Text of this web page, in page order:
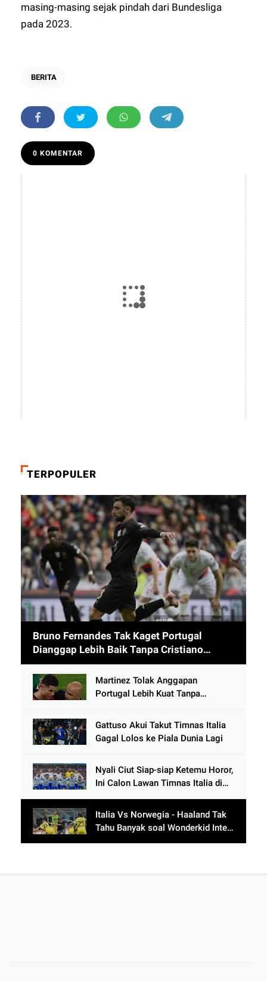
masing-masing sejak pindah dari Bundesliga
pada 2023.
BERITA
0 KOMENTAR
TERPOPULER
Bruno Fernandes Tak Kaget Portugal
Dianggap Lebih Baik Tanpa Cristiano
Ronaldo usai Cetak 9 Gol
Martinez Tolak Anggapan
Portugal Lebih Kuat Tanpa
di Bawah Thailand
Gattuso Akui Takut Timnas Italia
Gagal Lolos ke Piala Dunia Lagi
Nyali Ciut Siap-siap Ketemu Horor,
Ini Calon Lawan Timnas Italia di
Italia Vs Norwegia - Haaland Tak
Tahu Banyak soal Wonderkid Inter
Milan